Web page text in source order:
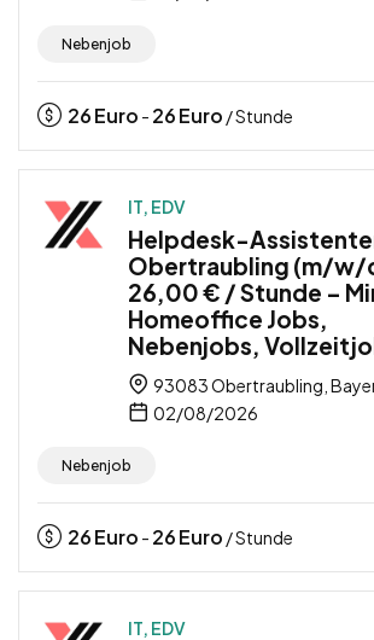
Nebenjob
26Euro - 26Euro / Stunde
IT, EDV
Helpdesk-
Obertraubling (m/w/
26,00 € / Stunde –
Homeoffice Jobs,
Nebenjobs,
93083 Obertraubling,
02/08/2026
Nebenjob
26Euro - 26Euro / Stunde
IT, EDV